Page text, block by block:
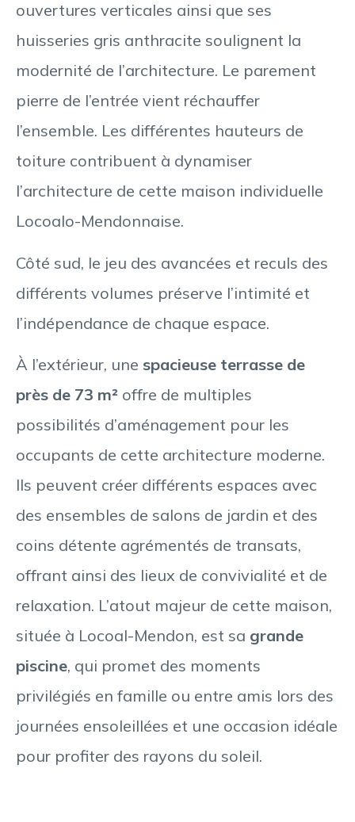
ouvertures verticales ainsi que ses
huisseries gris anthracite soulignent la
modernité de l’architecture. Le parement
pierre de l’entrée vient réchauffer
l’ensemble. Les différentes hauteurs de
toiture contribuent à dynamiser
l’architecture de cette maison individuelle
Locoalo-Mendonnaise.
Côté sud, le jeu des avancées et reculs des
différents volumes préserve l’intimité et
l’indépendance de chaque espace.
À l’extérieur, une spacieuse terrasse de
près de 73 m² offre de multiples
possibilités d’aménagement pour les
occupants de cette architecture moderne.
Ils peuvent créer différents espaces avec
des ensembles de salons de jardin et des
coins détente agrémentés de transats,
offrant ainsi des lieux de convivialité et de
relaxation. L’atout majeur de cette maison,
située à Locoal-Mendon, est sa grande
piscine, qui promet des moments
privilégiés en famille ou entre amis lors des
journées ensoleillées et une occasion idéale
pour profiter des rayons du soleil.